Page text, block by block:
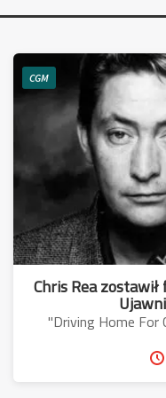
CGM
Chris Rea
"Driving Home For